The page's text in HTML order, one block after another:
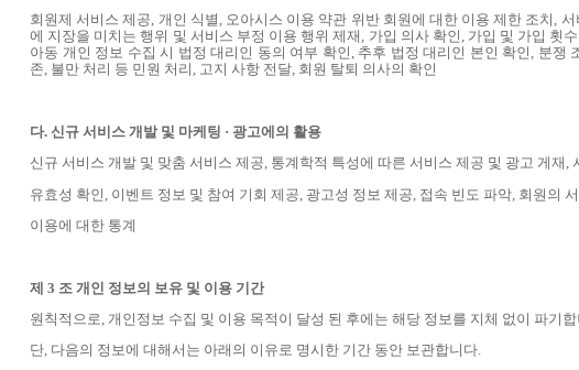
회원제 서비스 제공, 개인 식별 , 오아시스 이용 약관 위반 회원에 대한 이용 제한 조치 , 서
에 지장을 미치는 행위 및 서비스 부정 이용 행위 제재 , 가입 의사 확인 , 가입 및 가입 횟
아동 개인 정보 수집 시 법정 대리인 동의 여부 확인 , 추후 법정 대리인 본인 확인 , 분쟁
존, 불만 처리 등 민원 처리 , 고지 사항 전달, 회원 탈퇴 의사의 확인
다. 신규 서비스 개발 및 마케팅 · 광고에의 활용
신규 서비스 개발 및 맞춤 서비스 제공, 통계학적 특성에 따른 서비스 제공 및 광고 게재 ,
유효성 확인 이벤트 정보 및 참여 기회 제공 광고성 정보 제공 접속 빈도 파악 회원의
이용에 대한 통계
제 3 조 개인 정보의 보유 및 이용 기간
원칙적으로, 개인정보 수집 및 이용 목적이 달성 된 후에는 해당 정보를 지체 없이 파기
단, 다음의 정보에 대해서는 아래의 이유로 명시한 기간 동안 보관합니다.